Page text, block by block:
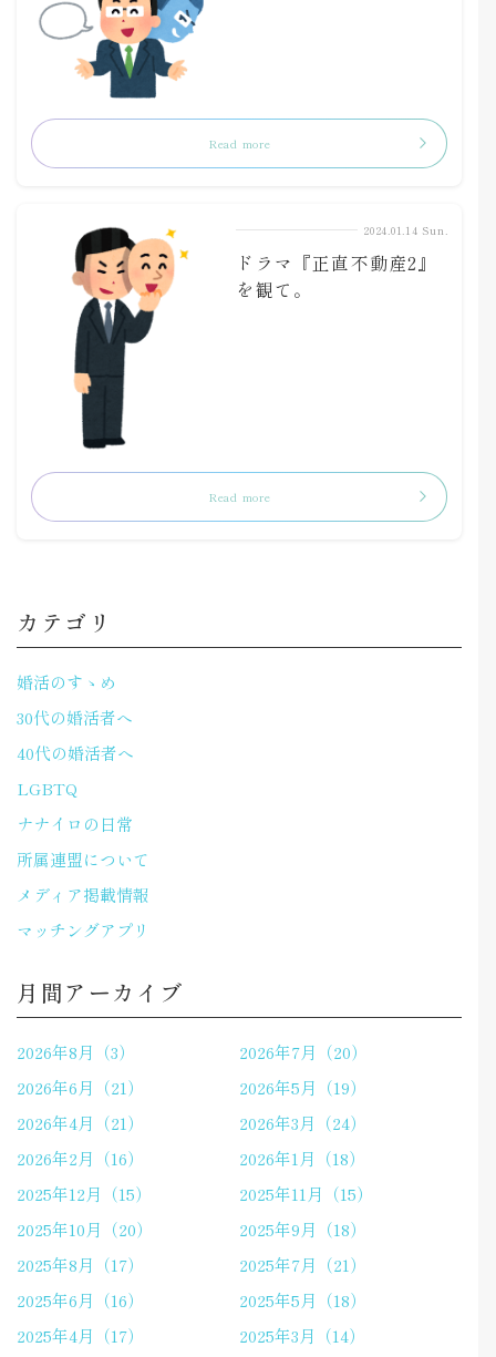
Read more
2024.01.14 Sun.
ドラマ『正直不動産2』
を観て。
Read more
カテゴリ
婚活のすゝめ
30代の婚活者へ
40代の婚活者へ
LGBTQ
ナナイロの日常
所属連盟について
メディア掲載情報
マッチングアプリ
月間アーカイブ
2026年8月（3）
2026年7月（20）
2026年6月（21）
2026年5月（19）
2026年4月（21）
2026年3月（24）
2026年2月（16）
2026年1月（18）
2025年12月（15）
2025年11月（15）
2025年10月（20）
2025年9月（18）
2025年8月（17）
2025年7月（21）
2025年6月（16）
2025年5月（18）
2025年4月（17）
2025年3月（14）